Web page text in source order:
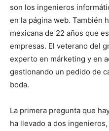
son los ingenieros
en la página web. También
mexicana de 22 años que
empresas. El veterano del
experto en márketing y en
gestionando un pedido de
boda.
La primera pregunta que
ha llevado a dos